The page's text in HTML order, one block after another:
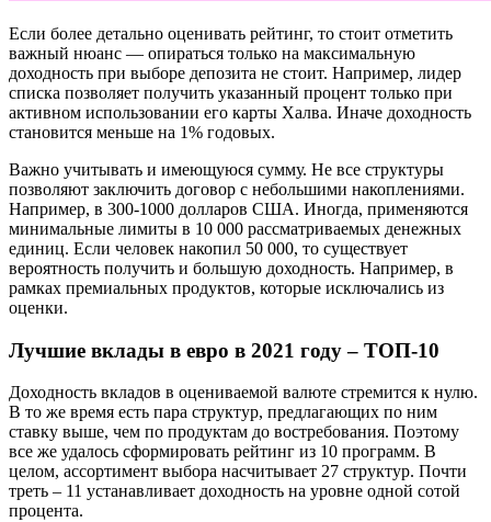
Если более детально оценивать рейтинг, то стоит отметить
важный нюанс — опираться только на максимальную
доходность при выборе депозита не стоит. Например, лидер
списка позволяет получить указанный процент только при
активном использовании его карты Халва. Иначе доходность
становится меньше на 1% годовых.
Важно учитывать и имеющуюся сумму. Не все структуры
позволяют заключить договор с небольшими накоплениями.
Например, в 300-1000 долларов США. Иногда, применяются
минимальные лимиты в 10 000 рассматриваемых денежных
единиц. Если человек накопил 50 000, то существует
вероятность получить и большую доходность. Например, в
рамках премиальных продуктов, которые исключались из
оценки.
Лучшие вклады в евро в 2021 году – ТОП-10
Доходность вкладов в оцениваемой валюте стремится к нулю.
В то же время есть пара структур, предлагающих по ним
ставку выше, чем по продуктам до востребования. Поэтому
все же удалось сформировать рейтинг из 10 программ. В
целом, ассортимент выбора насчитывает 27 структур. Почти
треть – 11 устанавливает доходность на уровне одной сотой
процента.